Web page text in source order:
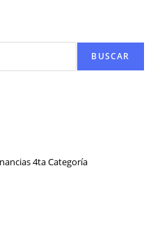
BUSCAR
4ta Categoría